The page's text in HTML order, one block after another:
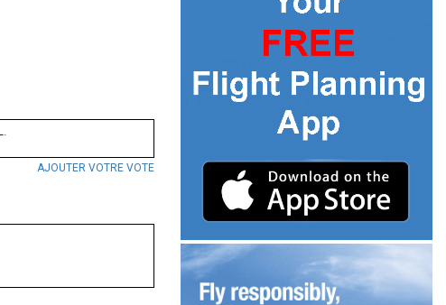
AJOUTER VOTRE VOTE